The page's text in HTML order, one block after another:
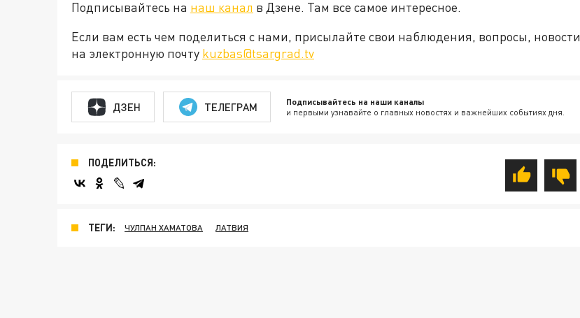
Подписывайтесь на наш канал в Дзене. Там все самое интересное.
Если вам есть чем поделиться с нами, присылайте свои наблюдения, вопросы, новости
на электронную почту kuzbas@tsargrad.tv
ДЗЕН ТЕЛЕГРАМ Подписывайтесь на наши каналы
и первыми узнавайте о главных новостях и важнейших событиях дня.
ПОДЕЛИТЬСЯ:
ТЕГИ: ЧУЛПАН ХАМАТОВА ЛАТВИЯ